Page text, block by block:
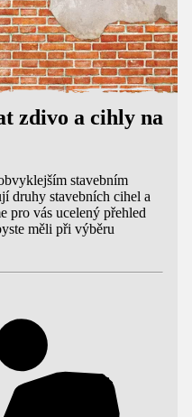
zdivo a cihly na
stavebním
druhy stavebních cihel a
pro vás ucelený přehled
měli při výběru